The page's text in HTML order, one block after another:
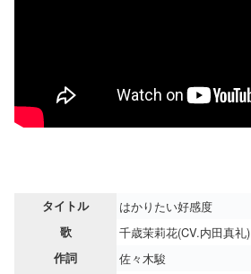
タイトル はかりたい好感度
歌 千歳茉莉花(CV.内田真礼)
作詞 佐々木駿